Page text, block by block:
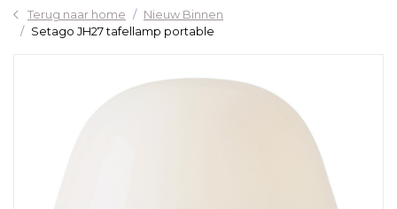
Terug naar home
Nieuw Binnen
Setago JH27 tafellamp portable